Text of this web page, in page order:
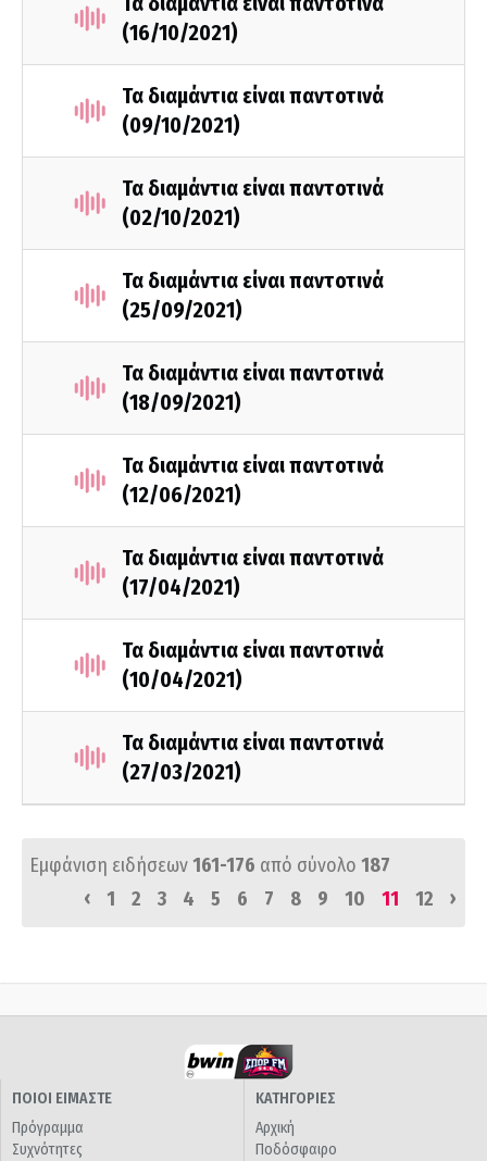
(16/10/2021)
Τα διαμάντια είναι παντοτινά
(09/10/2021)
Τα διαμάντια είναι παντοτινά
(02/10/2021)
Τα διαμάντια είναι παντοτινά
(25/09/2021)
Τα διαμάντια είναι παντοτινά
(18/09/2021)
Τα διαμάντια είναι παντοτινά
(12/06/2021)
Τα διαμάντια είναι παντοτινά
(17/04/2021)
Τα διαμάντια είναι παντοτινά
(10/04/2021)
Τα διαμάντια είναι παντοτινά
(27/03/2021)
Εμφάνιση ειδήσεων161-176 από σύνολο 187
‹
1 2 3 4 5 6 7 8 9 10 11 12 ›
ΠΟΙΟΙ ΕΙΜΑΣΤΕ
Πρόγραμμα
Συχνότητες
ΚΑΤΗΓΟΡΙΕΣ
Αρχική
Ποδόσφαιρο